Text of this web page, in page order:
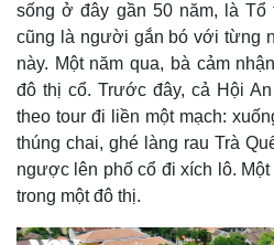
sống ở đây gần 50 năm, là
cũng là người gắn bó với từng
này. Một năm qua, bà cảm
đô thị cổ. Trước đây, cả Hội
theo tour đi liền một mạch:
thúng chai, ghé làng rau Trà
ngược lên phố cổ đi xích lô.
trong một đô thị.